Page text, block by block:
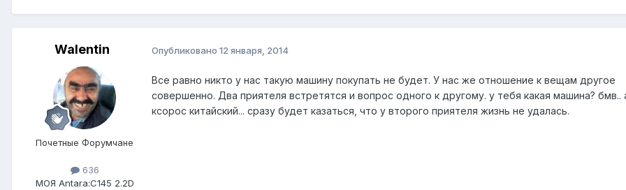
Walentin
Почетные Форумчане
636
МОЯ Antara:C145 2.2D
Опубликовано 12 января, 2014
Все равно никто у нас такую машину покупать не будет. У нас же отношение к вещам другое
совершенно. Два приятеля встретятся и вопрос одного к другому. у тебя какая машина? бмв..
ксорос китайский... сразу будет казаться, что у второго приятеля жизнь не удалась.